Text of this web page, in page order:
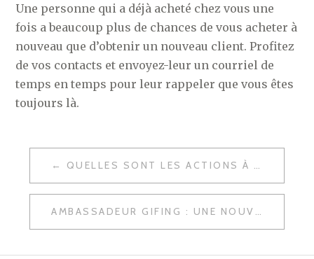
Une personne qui a déjà acheté chez vous une
fois a beaucoup plus de chances de vous acheter à
nouveau que d’obtenir un nouveau client. Profitez
de vos contacts et envoyez-leur un courriel de
temps en temps pour leur rappeler que vous êtes
toujours là.
NAVIGATION
DE
L’ARTICLE
QUELLES SONT LES ACTIONS À ENTREPRENDRE POUR ÊTRE BIEN RÉFÉRENCÉ SUR GOOGLE ?
AMBASSADEUR GIFING : UNE NOUVELLE OPPORTUNITÉ D’AFFILIATION À TESTER